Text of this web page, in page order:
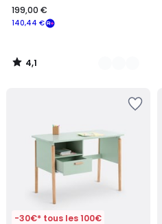
€
souscrivez
notre
programme
place
140,44 €
199,00 €
4,1
/
-30€* tous les 100€